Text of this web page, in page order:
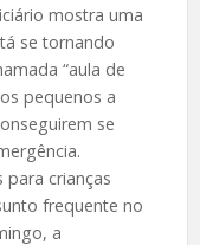
mostra uma
se tornando
“aula de
pequenos a
se
crianças
frequente no
a